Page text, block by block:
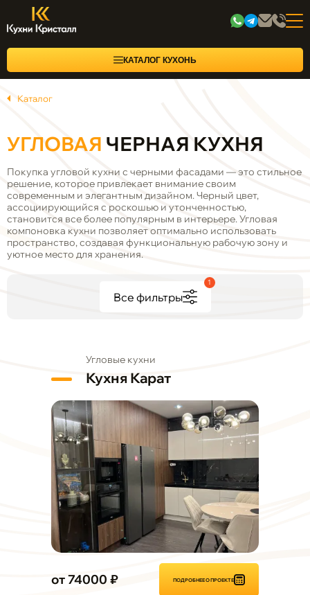
КАТАЛОГ КУХОНЬ
Каталог
УГЛОВАЯ ЧЕРНАЯ КУХНЯ
Покупка угловой кухни с черными фасадами — это стильное
решение, которое привлекает внимание своим
современным и элегантным дизайном. Черный цвет,
ассоциирующийся с роскошью и утонченностью,
становится все более популярным в интерьере. Угловая
компоновка кухни позволяет оптимально использовать
пространство, создавая функциональную рабочую зону и
уютное место для хранения.
1
Все фильтры
Угловые кухни
Кухня Карат
от 74000 ₽ ПОДРОБНЕЕ О ПРОЕКТЕ